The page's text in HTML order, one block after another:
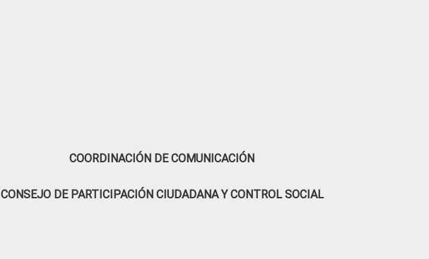
COORDINACIÓN DE COMUNICACIÓN
CONSEJO DE PARTICIPACIÓN CIUDADANA Y CONTROL SOCIAL